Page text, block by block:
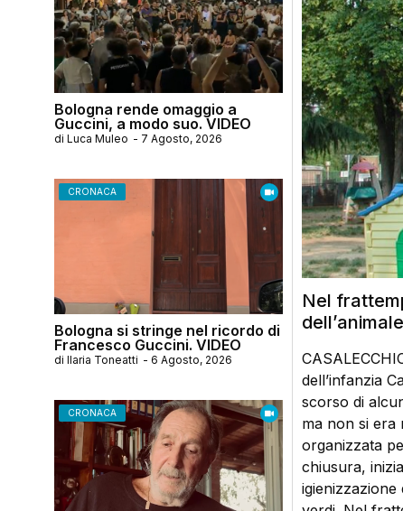
Bologna rende omaggio a
Guccini, a modo suo. VIDEO
di Luca Muleo - 7 Agosto, 2026
CRONACA
Bologna si stringe nel ricordo di
Francesco Guccini. VIDEO
di Ilaria Toneatti - 6 Agosto, 2026
CRONACA
Nel
dell’infanzia
scorso di
ma non si era
organizzata
chiusura,